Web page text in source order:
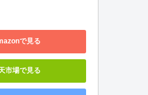
で見る
市場で見る